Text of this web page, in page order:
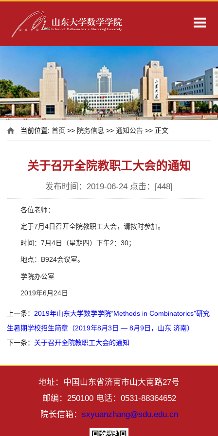
当前位置:首页 >> 院务信息 >>通知公告 >> 正文
关于召开全院教职工大会的通知
发布时间：2019-06-24 点击：[448]
各位老师：
定于7月4日召开全院教职工大会，请按时参加。
时间：7月4日（星期四）下午2：30；
地点：B924会议室。
学院办公室
2019年6月24日
上一条：2019年山东大学数学学院“Methods in Combinatorics”研究
生暑期学校招生简章（2019年8月3日 — 8月9日，山东 济南）
下一条： 关于召开全院教职工大会的通知
地址：中国山东省济南市山大南路27号
邮编：250100 电话：0531-88364652
院长信箱： sxyuanzhang@sdu.edu.cn